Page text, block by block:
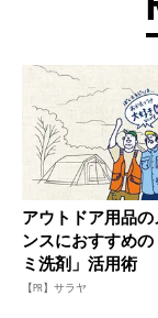
アウトドア用品
ンスにおすすめの
ミ洗剤」活用術
【PR】サラヤ